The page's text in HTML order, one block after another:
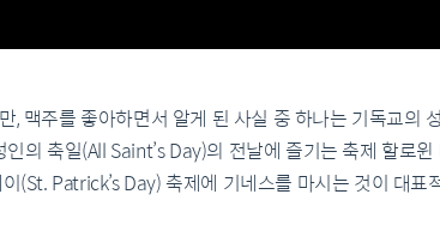
, 맥주를 좋아하면서 알게 된 사실 중 하나는 기독교의
의 축일(All Saint’s Day)의 전날에 즐기는 축제 할로
(St. Patrick’s Day) 축제에 기네스를 마시는 것이 대표